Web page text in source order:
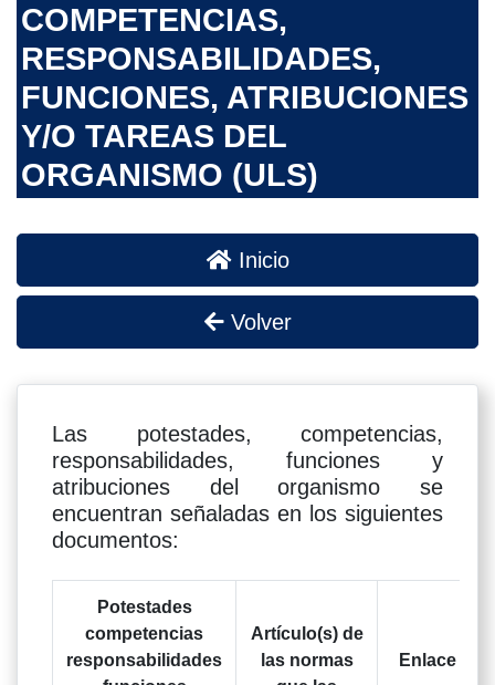
COMPETENCIAS,
RESPONSABILIDADES,
FUNCIONES, ATRIBUCIONES
Y/O TAREAS DEL
ORGANISMO (ULS)
Inicio
Volver
Las potestades, competencias,
responsabilidades, funciones y
atribuciones del organismo se
encuentran señaladas en los siguientes
documentos:
Potestades
competencias
responsabilidades
Artículo(s) de
las normas
Enlace al